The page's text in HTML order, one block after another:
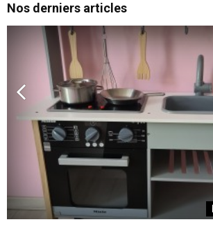
Nos derniers articles